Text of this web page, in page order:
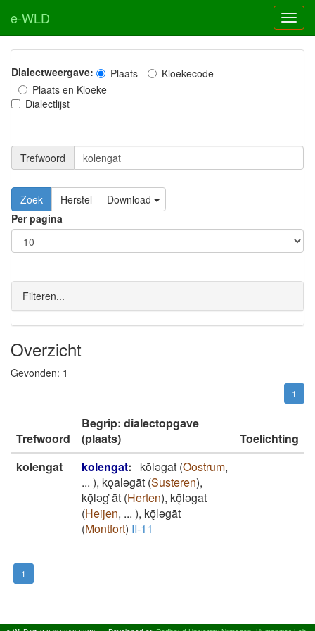
e-WLD
Dialectweergave: Plaats
Kloekecode
Plaats en Kloeke
Dialectlijst
Trefwoord
Download
Per pagina
Filteren...
Overzicht
Gevonden: 1
1
Trefwoord
Begrip: dialectopgave
(plaats)
Toelichting
kolengat
kolengat: kōlǝgat (Oostrum,
... ), kǫalǝgāt (Susteren),
kǭlǝg ̇āt (Herten), kǭlǝgat
(Heijen, ... ), kǭlǝgāt
(Montfort) II-11
1